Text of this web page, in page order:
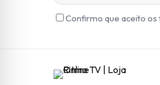
Confirmo que aceito os